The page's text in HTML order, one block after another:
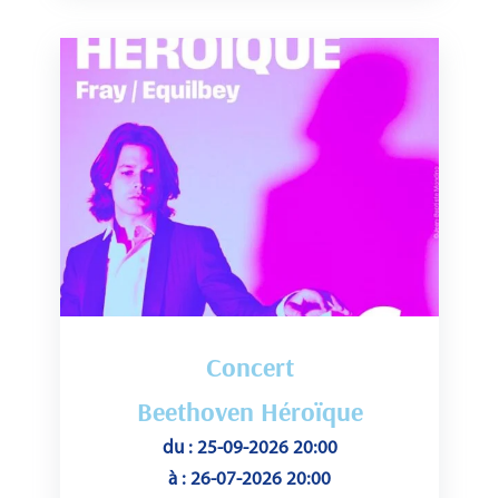
Concert
Beethoven Héroïque
du : 25-09-2026 20:00
à : 26-07-2026 20:00